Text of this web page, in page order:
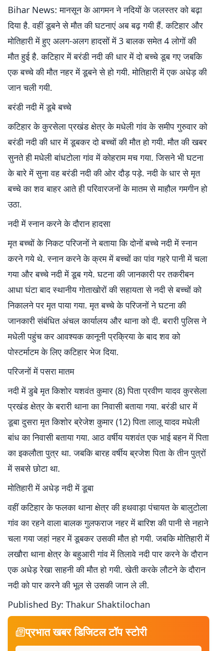
Bihar News: मानसून के आगमन ने नदियों के जलस्तर को बढ़ा
दिया है. वहीं डूबने से मौत की घटनाएं अब बढ़ गयी हैं. कटिहार और
मोतिहारी में हुए अलग-अलग हादसों में 3 बालक समेत 4 लोगों की
मौत हुई है. कटिहार में बरंडी नदी की धार में दो बच्चे डूब गए जबकि
एक बच्चे की मौत नहर में डूबने से हो गयी. मोतिहारी में एक अधेड़ की
जान चली गयी.
बरंडी नदी में डूबे बच्चे
कटिहार के कुरसेला प्रखंड क्षेत्र के मधेली गांव के समीप गुरुवार को
बरंडी नदी की धार में डूबकर दो बच्चों की मौत हो गयी. मौत की खबर
सुनते ही मधेली बांधटोला गांव में कोहराम मच गया. जिसने भी घटना
के बारे में सुना वह बरंडी नदी की ओर दौड़ पड़े. नदी के धार से मृत
बच्चे का शव बाहर आते ही परिवारजनों के मातम से माहौल गमगीन हो
उठा.
नदी में स्नान करने के दौरान हादसा
मृत बच्चों के निकट परिजनों ने बताया कि दोनों बच्चे नदी में स्नान
करने गये थे. स्नान करने के क्रम में बच्चों का पांव गहरे पानी में चला
गया और बच्चे नदी में डूब गये. घटना की जानकारी पर तकरीबन
आधा घंटा बाद स्थानीय गोताखोरों की सहायता से नदी से बच्चों को
निकालने पर मृत पाया गया. मृत बच्चे के परिजनों ने घटना की
जानकारी संबंधित अंचल कार्यालय और थाना को दी. बरारी पुलिस ने
मधेली पहुंच कर आवश्यक कानूनी प्रक्रिया के बाद शव को
पोस्टर्माटम के लिए कटिहार भेज दिया.
परिजनों में पसरा मातम
नदी में डुबे मृत किशोर यशवंत कुमार (8) पिता प्रवीण यादव कुरसेला
प्रखंड क्षेत्र के बरारी थाना का निवासी बताया गया. बरंडी धार में
डूबा दुसरा मृत किशोर ब्रेजेश कुमार (12) पिता लालू यादव मधेली
बांध का निवासी बताया गया. आठ वर्षीय यशवंत एक भाई बहन में पिता
का इकलौता पुत्र था. जबकि बारह वर्षीय ब्रजेश पिता के तीन पुत्रों
में सबसे छोटा था.
मोतिहारी में अधेड़ नदी में डूबा
वहीं कटिहार के फलका थाना क्षेत्र की हथवाड़ा पंचायत के बालुटोला
गांव का रहने वाला बालक गुलफराज नहर में बारिश की पानी से नहाने
चला गया जहां नहर में डूबकर उसकी मौत हो गयी. जबकि मोतिहारी में
लखौरा थाना क्षेत्र के बहुआरी गांव में तिलावे नदी पार करने के दौरान
एक अधेड़ रेखा साहनी की मौत हो गयी. खेती करके लौटने के दौरान
नदी को पार करने की भूल से उसकी जान ले ली.
Published By: Thakur Shaktilochan
प्रभात खबर डिजिटल टॉप स्टोरी